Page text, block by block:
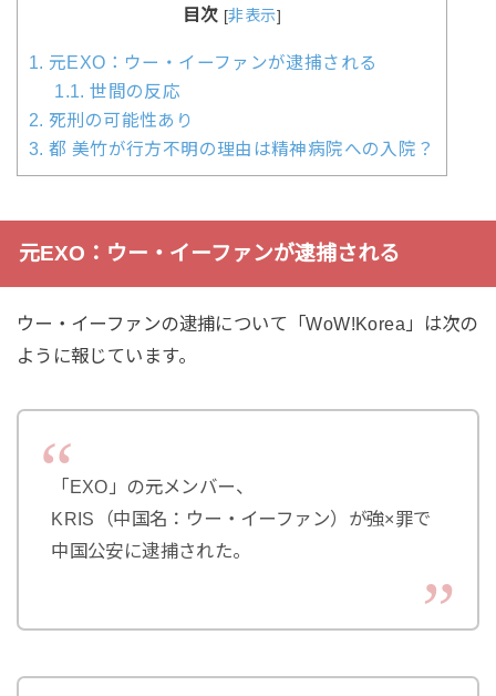
目次 [非表示]
1. 元EXO：ウー・イーファンが逮捕される
1.1. 世間の反応
2. 死刑の可能性あり
3. 都 美竹が行方不明の理由は精神病院への入院？
元EXO：ウー・イーファンが逮捕される
ウー・イーファンの逮捕について「WoW!Korea」は次の
ように報じています。
「EXO」の元メンバー、
KRIS（中国名：ウー・イーファン）が強×罪で
中国公安に逮捕された。